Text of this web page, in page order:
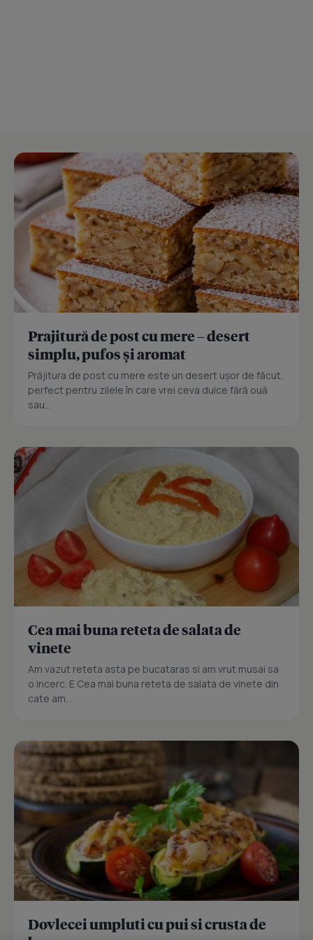
Prajitură de post cu mere – desert
simplu, pufos și aromat
Prăjitura de post cu mere este un desert ușor de făcut,
perfect pentru zilele în care vrei ceva dulce fără ouă
sau...
Cea mai buna reteta de salata de
vinete
Am vazut reteta asta pe bucataras si am vrut musai sa
o incerc. E Cea mai buna reteta de salata de vinete din
cate am...
Dovlecei umpluti cu pui si crusta de